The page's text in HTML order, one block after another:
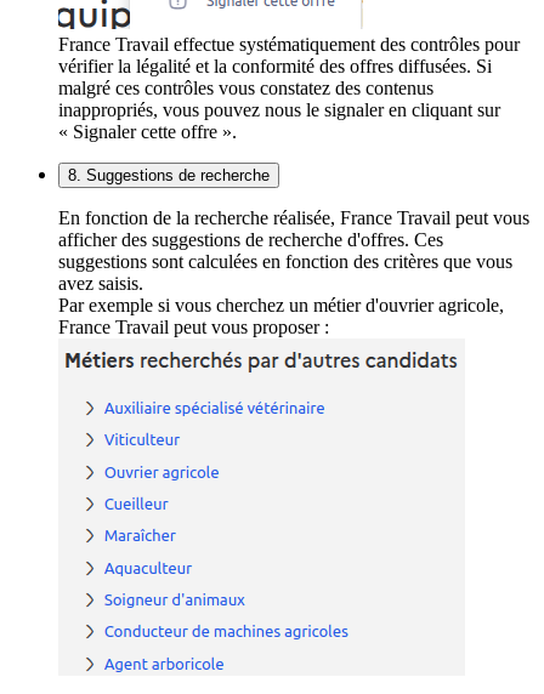
France Travail effectue systématiquement des contrôles pour
vérifier la légalité et la conformité des offres diffusées. Si
malgré ces contrôles vous constatez des contenus
inappropriés, vous pouvez nous le signaler en cliquant sur
« Signaler cette offre ».
8. Suggestions de recherche
En fonction de la recherche réalisée, France Travail peut vous
afficher des suggestions de recherche d'offres. Ces
suggestions sont calculées en fonction des critères que vous
avez saisis.
Par exemple si vous cherchez un métier d'ouvrier agricole,
France Travail peut vous proposer :